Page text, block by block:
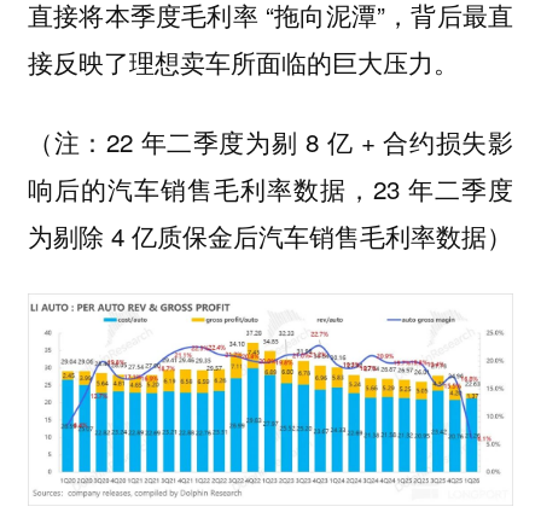
直接将本季度毛利率 “拖向泥潭”，背后最直
接反映了理想卖车所面临的巨大压力。
（注：22 年二季度为剔 8 亿 + 合约损失影
响后的汽车销售毛利率数据，23 年二季度
为剔除 4 亿质保金后汽车销售毛利率数据）